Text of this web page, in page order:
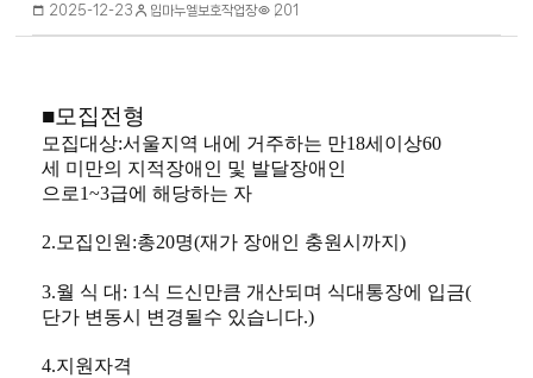
2025-12-23 임마누엘보호작업장 201
■모집전형
모집대상:서울지역 내에 거주하는 만18세이상60
세 미만의 지적장애인 및 발달장애인
으로1~3급에 해당하는 자
2. 모집인원 :총20명(재가 장애인 충원시까지)
3.월 식 대 : 1 식 드신만큼 개산되며 식대통장에 입금(
단가 변동시 변경될수 있습니다.)
4.지원자격